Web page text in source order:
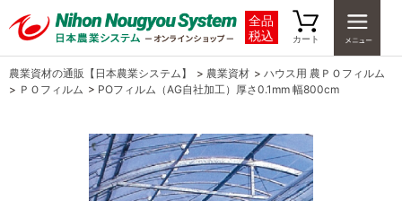
全品
税込
カート
農業資材の通販【日本農業システム】 > 農業資材 > ハウス用 農ＰＯフィルム
> ＰＯフィルム > POフィルム（AG自社加工）厚さ0.1mm 幅800cm